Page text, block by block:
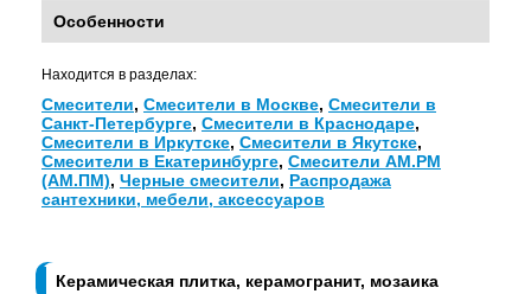
Керамическая плитка, керамогранит, мозаика
Особенности
Находится в разделах:
Смесители, Смесители в Москве, Смесители в
Санкт-Петербурге, Смесители в Краснодаре,
Смесители в Иркутске, Смесители в Якутске,
Смесители в Екатеринбурге, Смесители АМ.РМ
(АМ.ПМ), Черные смесители, Распродажа
сантехники, мебели, аксессуаров